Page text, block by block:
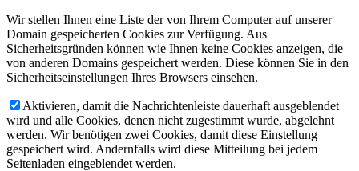
Wir stellen Ihnen eine Liste der von Ihrem Computer auf unserer
Domain gespeicherten Cookies zur Verfügung. Aus
Sicherheitsgründen können wie Ihnen keine Cookies anzeigen, die
von anderen Domains gespeichert werden. Diese können Sie in den
Sicherheitseinstellungen Ihres Browsers einsehen.
Aktivieren, damit die Nachrichtenleiste dauerhaft ausgeblendet
wird und alle Cookies, denen nicht zugestimmt wurde, abgelehnt
werden. Wir benötigen zwei Cookies, damit diese Einstellung
gespeichert wird. Andernfalls wird diese Mitteilung bei jedem
Seitenladen eingeblendet werden.